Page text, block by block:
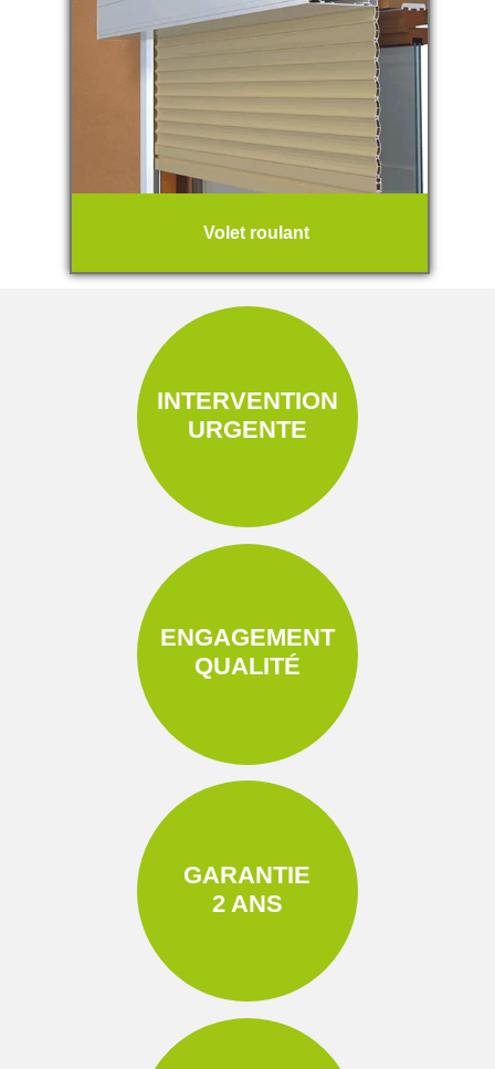
Volet roulant
INTERVENTION
URGENTE
ENGAGEMENT
QUALITÉ
GARANTIE
2 ANS